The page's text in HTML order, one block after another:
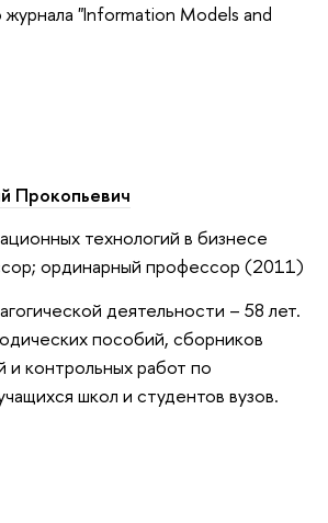
"Information Models and
Прокопьевич
технологий в бизнесе
ординарный профессор (2011)
деятельности – 58 лет.
пособий, сборников
и контрольных работ по
школ и студентов вузов.